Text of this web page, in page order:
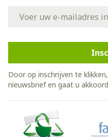
Door op inschrijven te
nieuwsbrief en gaat u